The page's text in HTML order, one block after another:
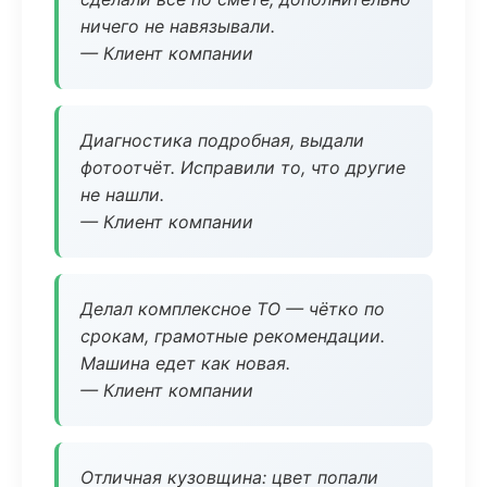
ничего не навязывали.
— Клиент компании
Диагностика подробная, выдали
фотоотчёт. Исправили то, что другие
не нашли.
— Клиент компании
Делал комплексное ТО — чётко по
срокам, грамотные рекомендации.
Машина едет как новая.
— Клиент компании
Отличная кузовщина: цвет попали